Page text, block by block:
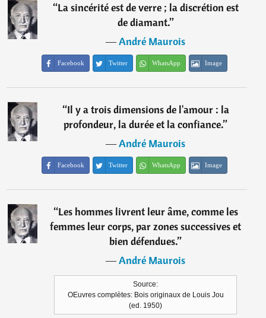
“La sincérité est de verre ; la discrétion est
de diamant.”
―André Maurois
Facebook Twitter WhatsApp Image
“Il y a trois dimensions de l'amour : la
profondeur, la durée et la confiance.”
―André Maurois
Facebook Twitter WhatsApp Image
“Les hommes livrent leur âme, comme les
femmes leur corps, par zones successives et
bien défendues.”
―André Maurois
Source:
OEuvres complètes: Bois originaux de Louis Jou
(ed. 1950)